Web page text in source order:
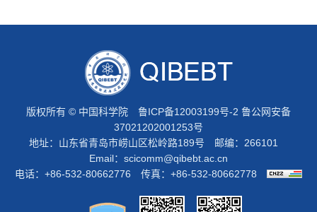
版权所有 © 中国科学院 鲁ICP备12003199号-2 鲁公网安备
37021202001253号
地址：山东省青岛市崂山区松岭路189号 邮编：266101
Email： scicomm@qibebt.ac.cn
电话：+86-532-80662776 传真：+86-532-80662778